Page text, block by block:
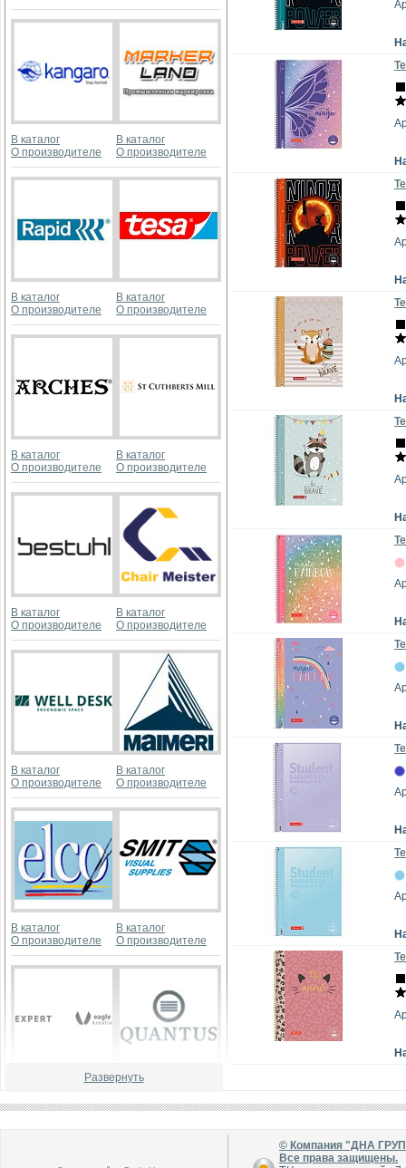
В каталог
О производителе
В каталог
О производителе
В каталог
О производителе
В каталог
О производителе
В каталог
О производителе
В каталог
О производителе
В каталог
О производителе
В каталог
О производителе
В каталог
О производителе
В каталог
О производителе
В каталог
О производителе
В каталог
О производителе
В каталог
Развернуть
© Компания "ДНА
Все права защищены.